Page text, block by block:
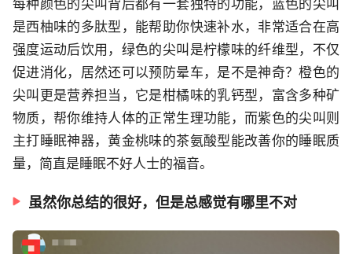
每种颜色的尖叫背后都有一套独特的功能，蓝色的尖叫
是西柚味的多肽型，能帮助你快速补水，非常适合在高
强度运动后饮用，绿色的尖叫是柠檬味的纤维型，不仅
促进消化，居然还可以预防晕车，是不是神奇？橙色的
尖叫更是营养担当，它是柑橘味的乳钙型，富含多种矿
物质，帮你维持人体的正常生理功能，而紫色的尖叫则
主打睡眠神器，黄金桃味的茶氨酸型能改善你的睡眠质
量，简直是睡眠不好人士的福音。
虽然你总结的很好，但是总感觉有哪里不对